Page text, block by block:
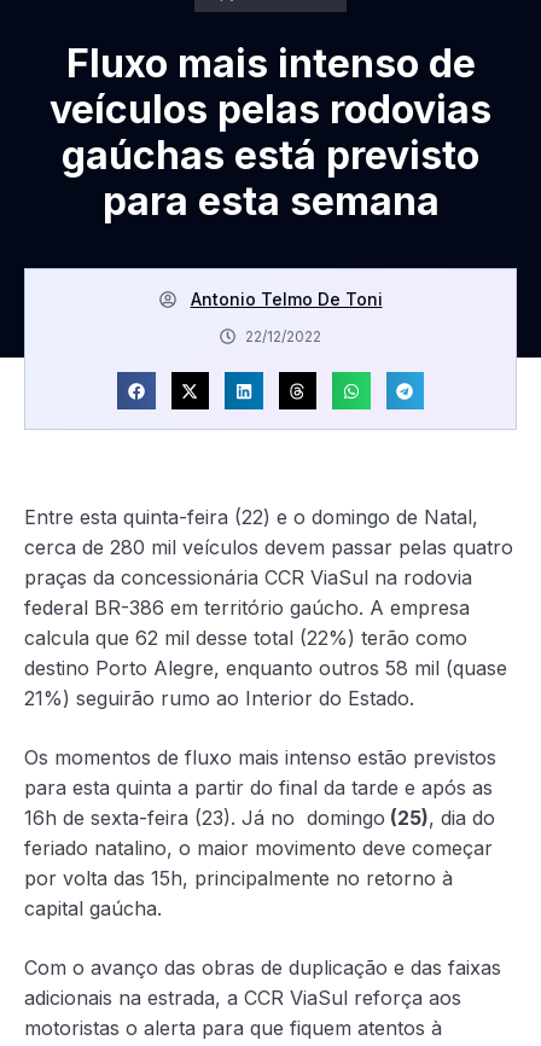
Fluxo mais intenso de
veículos pelas rodovias
gaúchas está previsto
para esta semana
Antonio Telmo De Toni
22/12/2022
Entre esta quinta-feira (22) e o domingo de Natal,
cerca de 280 mil veículos devem passar pelas quatro
praças da concessionária CCR ViaSul na rodovia
federal BR-386 em território gaúcho. A empresa
calcula que 62 mil desse total (22%) terão como
destino Porto Alegre, enquanto outros 58 mil (quase
21%) seguirão rumo ao Interior do Estado.
Os momentos de fluxo mais intenso estão previstos
para esta quinta a partir do final da tarde e após as
16h de sexta-feira (23). Já no domingo (25), dia do
feriado natalino, o maior movimento deve começar
por volta das 15h, principalmente no retorno à
capital gaúcha.
Com o avanço das obras de duplicação e das faixas
adicionais na estrada, a CCR ViaSul reforça aos
motoristas o alerta para que fiquem atentos à